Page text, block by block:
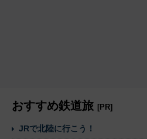
おすすめ鉄道旅 [PR]
JRで北陸に行こう！